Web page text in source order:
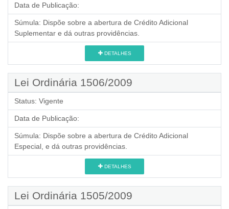
Data de Publicação:
Súmula: Dispõe sobre a abertura de Crédito Adicional
Suplementar e dá outras providências.
DETALHES
Lei Ordinária 1506/2009
Status: Vigente
Data de Publicação:
Súmula: Dispõe sobre a abertura de Crédito Adicional
Especial, e dá outras providências.
DETALHES
Lei Ordinária 1505/2009